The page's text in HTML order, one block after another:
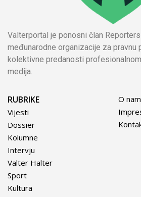
Valterportal je ponosni član
međunarodne organizacije za pravnu
kolektivne predanosti
medija.
RUBRIKE
Vijesti
Dossier
Kolumne
Intervju
Valter Halter
Sport
Kultura
O